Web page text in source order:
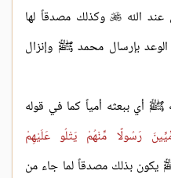
الله وكذلك مصدقاً لها
الوعد بإرسال محمد ﷺ وإنزال
ﷺ أي ببعثه أمياً كما في قوله
رَسُولًا مِّنْهُمْ يَتْلُو عَلَيْهِمْ
أنه ﷺ يكون بذلك مصدقاً لما جاء من